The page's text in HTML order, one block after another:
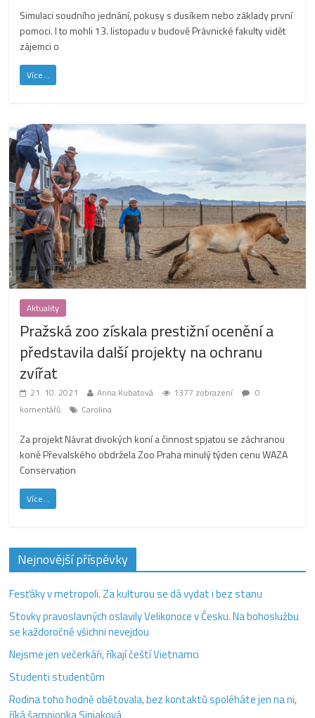
Simulaci soudního jednání, pokusy s dusíkem nebo základy první
pomoci. I to mohli 13. listopadu v budově Právnické fakulty vidět
zájemci o
Více...
Aktuality
Pražská zoo získala prestižní ocenění a
představila další projekty na ochranu
zvířat
21. 10. 2021 Anna Kubatová 1377 zobrazení
0
komentářů
Carolina
Za projekt Návrat divokých koní a činnost spjatou se záchranou
koně Převalského obdržela Zoo Praha minulý týden cenu WAZA
Conservation
Více...
Nejnovější příspěvky
Fesťáky v metropoli. Za kulturou se dá vydat i bez stanu
Stovky pravoslavných oslavily Velikonoce v Česku. Na bohoslužbu
se každoročně všichni nevejdou
Nejsme jen večerkáři, říkají čeští Vietnamci
Studenti studentům
Rodina toho hodně obětovala, bez kontaktů spoléháte jen na ni,